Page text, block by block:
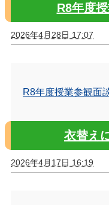
R8年度
2026年4月28日 17:07
R8年度授業参観面
衣替え
2026年4月17日 16:19